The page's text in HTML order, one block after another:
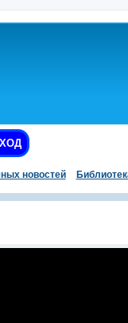
новостей